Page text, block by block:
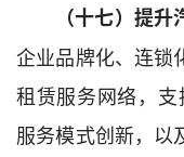
（十七） 提升
企业品牌化、连锁
租赁服务网络，支
服务模式创新，以